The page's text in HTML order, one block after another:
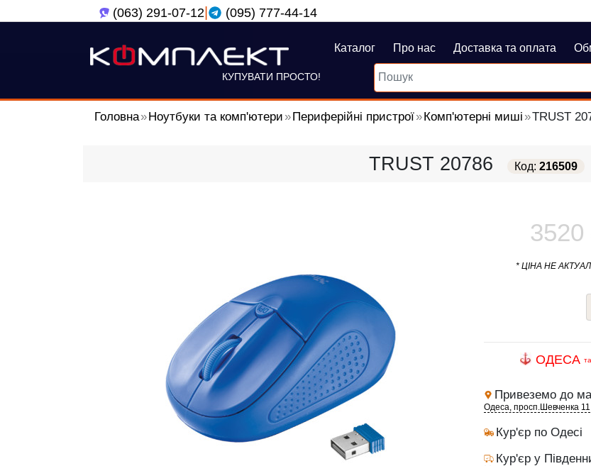
(063) 291-07-12| (095) 777-44-14
КУПУВАТИ ПРОСТО!
Каталог Про нас Доставка та оплата
Головна Ноутбуки та комп'ютери Периферійні пристрої Комп'ютерні миші TRUST
TRUST 20786 Код: 216509
3520
* ЦІНА НЕ
ОДЕСА
Привеземо до
Одеса, просп.Шевченка 11
Кур'єр по Одесі
Кур'єр у